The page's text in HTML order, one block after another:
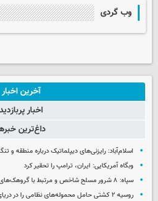
وب گردی
آخرین اخبار
اخبار پربازدید
داغ‌ترین
اسلام‌آباد: رایزنی‌های دیپلماتیک درباره منطقه و
وبگاه آمریکایی: ایران، ترامپ را تحقیر کرد
سپاه: ۸ شرور مسلح شاخص و مرتبط با گروهک‌های تروریستی دستگیر شدند
روسیه ۲ کشتی حامل محموله‌های نظامی را در دریای سیاه هدف گرفت